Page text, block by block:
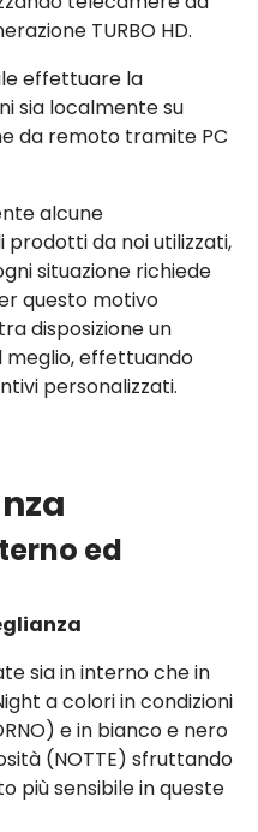
TURBO HD.
effettuare la
sia localmente su
da remoto tramite PC
alcune
da noi utilizzati,
situazione richiede
questo motivo
disposizione un
meglio, effettuando
personalizzati.
ed
sia in interno che in
a colori in condizioni
e in bianco e nero
(NOTTE) sfruttando
più sensibile in queste